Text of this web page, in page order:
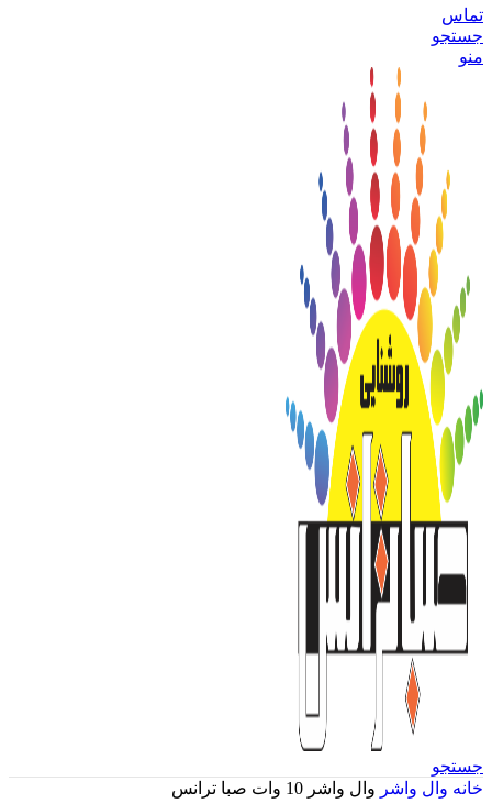
تماس
جستجو
منو
جستجو
خانه وال واشر وال واشر 10 وات صبا ترانس